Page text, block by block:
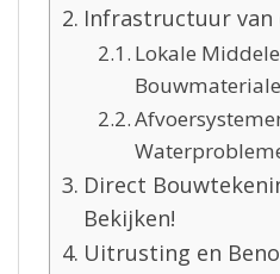
Infrastructuur van
Lokale
Direct
Bekijken!
Uitrusting en